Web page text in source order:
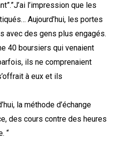
l’impression que les
Aujourd’hui, les portes
avec des gens plus engagés.
40 boursiers qui venaient
ils ne comprenaient
à eux et ils
la méthode d’échange
des cours contre des heures
“